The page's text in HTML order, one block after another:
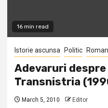
16 min read
Istorie ascunsa Politic
Adevaruri
Transnistria
March 5, 2010 Editor